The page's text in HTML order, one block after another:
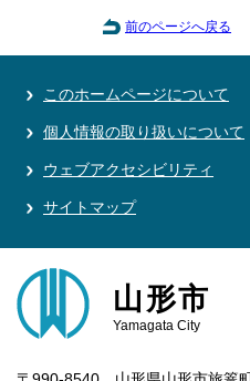
前のページへ戻る
このホームページについて
個人情報の取り扱いについて
ウェブアクセシビリティ
サイトマップ
山形市
Yamagata City